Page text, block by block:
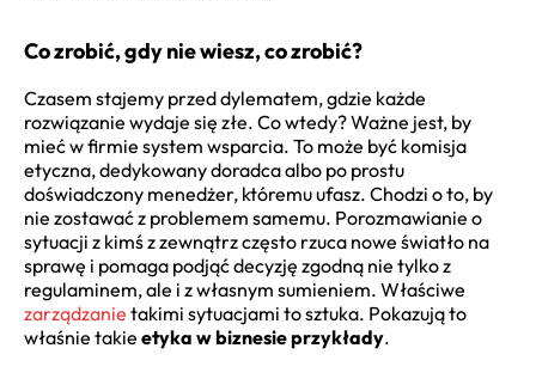
Co zrobić, gdy nie wiesz, co zrobić?
Czasem stajemy przed dylematem, gdzie każde
rozwiązanie wydaje się złe. Co wtedy? Ważne jest, by
mieć w firmie system wsparcia. To może być komisja
etyczna, dedykowany doradca albo po prostu
doświadczony menedżer, któremu ufasz. Chodzi o to, by
nie zostawać z problemem samemu. Porozmawianie o
sytuacji z kimś z zewnątrz często rzuca nowe światło na
sprawę i pomaga podjąć decyzję zgodną nie tylko z
regulaminem, ale i z własnym sumieniem. Właściwe
zarządzanie takimi sytuacjami to sztuka. Pokazują to
właśnie takie etyka w biznesie przykłady.